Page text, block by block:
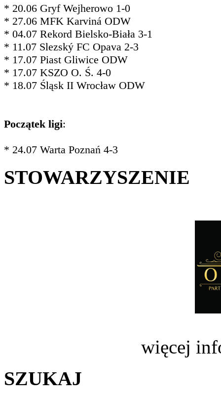
* 20.06 Gryf Wejherowo 1-0
* 27.06 MFK Karviná ODW
* 04.07 Rekord Bielsko-Biała 3-1
* 11.07 Slezský FC Opava 2-3
* 17.07 Piast Gliwice ODW
* 17.07 KSZO O. Ś. 4-0
* 18.07 Śląsk II Wrocław ODW
Początek ligi:
* 24.07 Warta Poznań 4-3
STOWARZYSZENIE
więcej
SZUKAJ